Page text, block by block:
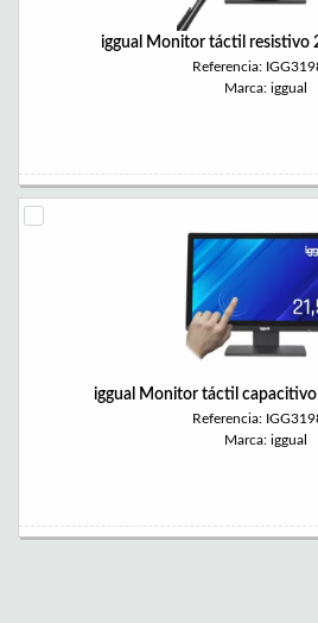
iggual Monitor táctil resistivo
Referencia:
Marca: iggual
iggual Monitor táctil
Referencia:
Marca: iggual